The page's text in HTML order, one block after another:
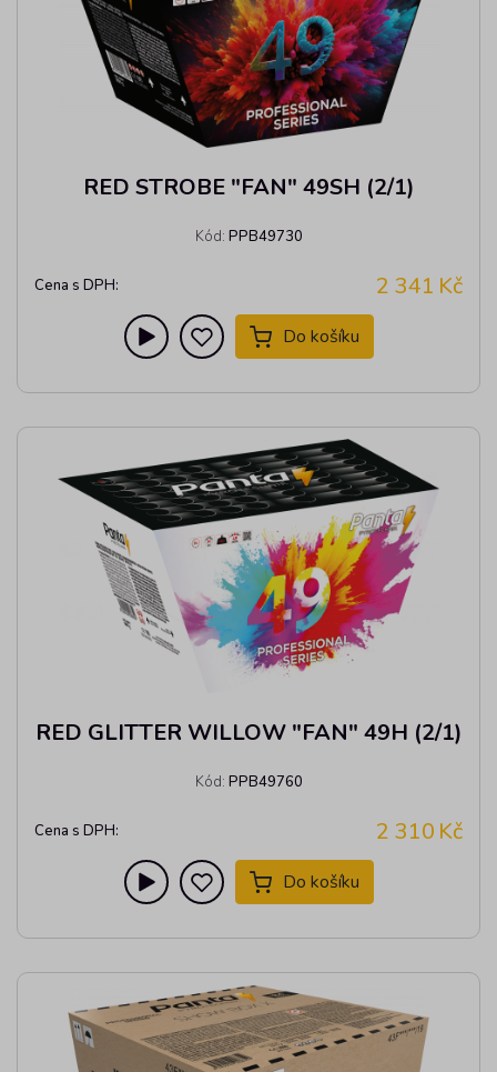
RED STROBE "FAN" 49SH (2/1)
Kód: PPB49730
Cena s DPH: 2 341 Kč
Do košíku
RED GLITTER WILLOW "FAN" 49H (2/1)
Kód: PPB49760
Cena s DPH: 2 310 Kč
Do košíku